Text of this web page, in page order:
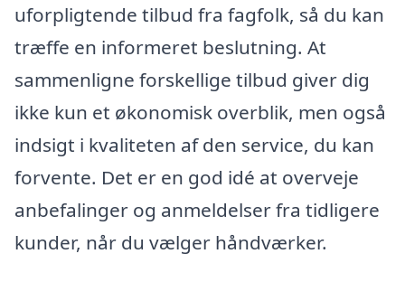
uforpligtende tilbud fra fagfolk, så du kan
træffe en informeret beslutning. At
sammenligne forskellige tilbud giver dig
ikke kun et økonomisk overblik, men også
indsigt i kvaliteten af den service, du kan
forvente. Det er en god idé at overveje
anbefalinger og anmeldelser fra tidligere
kunder, når du vælger håndværker.